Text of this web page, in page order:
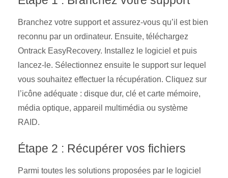
Branchez votre support et assurez-vous qu’il est bien
reconnu par un ordinateur. Ensuite, téléchargez
Ontrack EasyRecovery. Installez le logiciel et puis
lancez-le. Sélectionnez ensuite le support sur lequel
vous souhaitez effectuer la récupération. Cliquez sur
l’icône adéquate : disque dur, clé et carte mémoire,
média optique, appareil multimédia ou système
RAID.
Étape 2 : Récupérer vos fichiers
Parmi toutes les solutions proposées par le logiciel